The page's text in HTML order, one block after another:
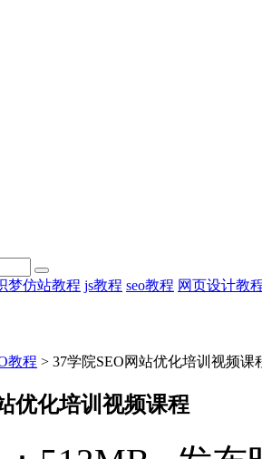
梦仿站教程 js教程 seo教程 网页设计教
教程 > 37学院SEO网站优化培训视频课
优化培训视频课程